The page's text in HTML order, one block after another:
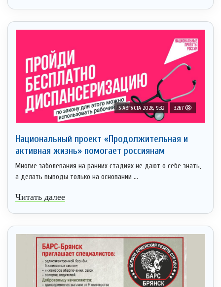
5 АВГУСТА 2026, 9:32 3267
Национальный проект «Продолжительная и
активная жизнь» помогает россиянам
Многие заболевания на ранних стадиях не дают о себе знать,
а делать выводы только на основании ...
Читать далее